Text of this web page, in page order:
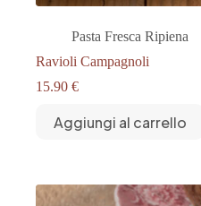
Pasta Fresca Ripiena
Ravioli Campagnoli
15.90 €
Aggiungi al carrello